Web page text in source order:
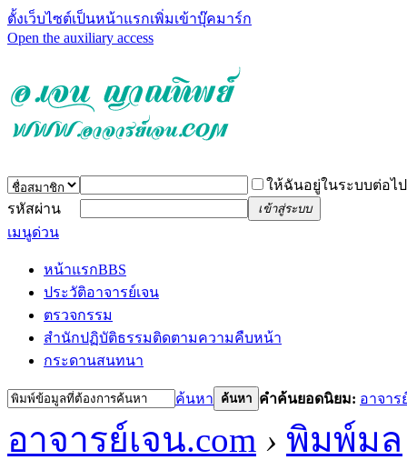
ตั้งเว็บไซต์เป็นหน้าแรกเพิ่มเข้าบุ๊คมาร์ก
Open the auxiliary access
ให้ฉันอยู่ในระบบต่อไป
รหัสผ่าน
เข้าสู่ระบบ
เมนูด่วน
หน้าแรกBBS
ประวัติอาจารย์เจน
ตรวจกรรม
สำนักปฏิบัติธรรมติดตามความคืบหน้า
กระดานสนทนา
ค้นหา ค้นหา คำค้นยอดนิยม: อาจาร
อาจารย์เจน.com › พิมพ์มล